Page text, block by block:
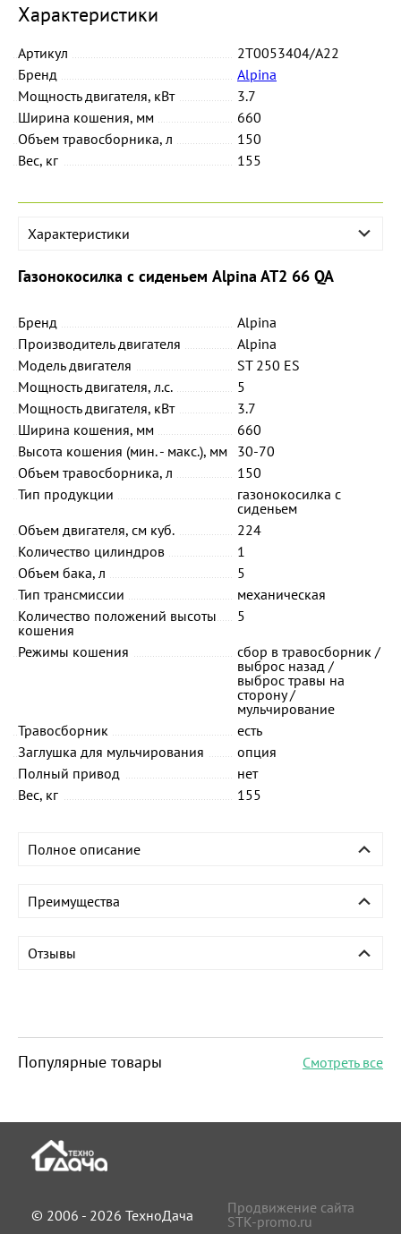
Характеристики
Артикул
2T0053404/A22
Бренд
Alpina
Мощность двигателя, кВт
3.7
Ширина кошения, мм
660
Объем травосборника, л
150
Вес, кг
155
Характеристики
Газонокосилка с сиденьем Alpina AT2 66 QA
Бренд
Alpina
Производитель двигателя
Alpina
Модель двигателя
ST 250 ES
Мощность двигателя, л.с.
5
Мощность двигателя, кВт
3.7
Ширина кошения, мм
660
Высота кошения (мин. - макс.), мм 30-70
Объем травосборника, л
150
Тип продукции
газонокосилка с
сиденьем
Объем двигателя, см куб.
224
Количество цилиндров
1
Объем бака, л
5
Тип трансмиссии
механическая
Количество положений высоты
кошения
5
Режимы кошения
сбор в травосборник /
выброс назад /
выброс травы на
сторону /
мульчирование
Травосборник
есть
Заглушка для мульчирования
опция
Полный привод
нет
Вес, кг
155
Полное описание
Преимущества
Отзывы
Популярные товары Смотреть все
© 2006 - 2026 ТехноДача
Продвижение сайта
STK-promo.ru